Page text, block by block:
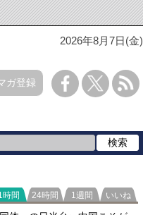
2026年8月7日(金)
ガ登録
ランキング
時間 24時間 1週間 いいね